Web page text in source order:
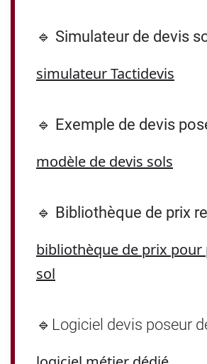
🔹 Simulateur de devis
simulateur Tactidevis
🔹 Exemple de devis
modèle de devis sols
🔹 Bibliothèque de prix
bibliothèque de prix pour
sol
🔹Logiciel devis poseur